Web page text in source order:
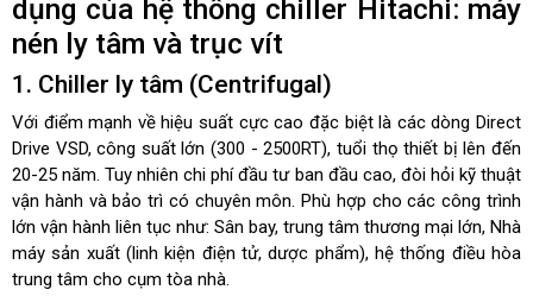
dụng của hệ thống chiller Hitachi: máy
nén ly tâm và trục vít
1. Chiller ly tâm (Centrifugal)
Với điểm mạnh về hiệu suất cực cao đặc biệt là các dòng Direct
Drive VSD, công suất lớn (300 - 2500RT), tuổi thọ thiết bị lên đến
20-25 năm. Tuy nhiên chi phí đầu tư ban đầu cao, đòi hỏi kỹ thuật
vận hành và bảo trì có chuyên môn. Phù hợp cho các công trình
lớn vận hành liên tục như: Sân bay, trung tâm thương mại lớn, Nhà
máy sản xuất (linh kiện điện tử, dược phẩm), hệ thống điều hòa
trung tâm cho cụm tòa nhà.